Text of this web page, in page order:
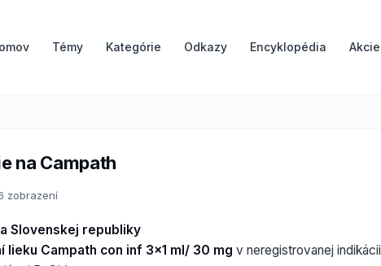
Témy Kategórie Odkazy Encyklopédia Akcie
na Campath
zobrazení
Slovenskej republiky
lieku Campath con inf 3x1 ml/ 30 mg v neregistrovanej indikácii